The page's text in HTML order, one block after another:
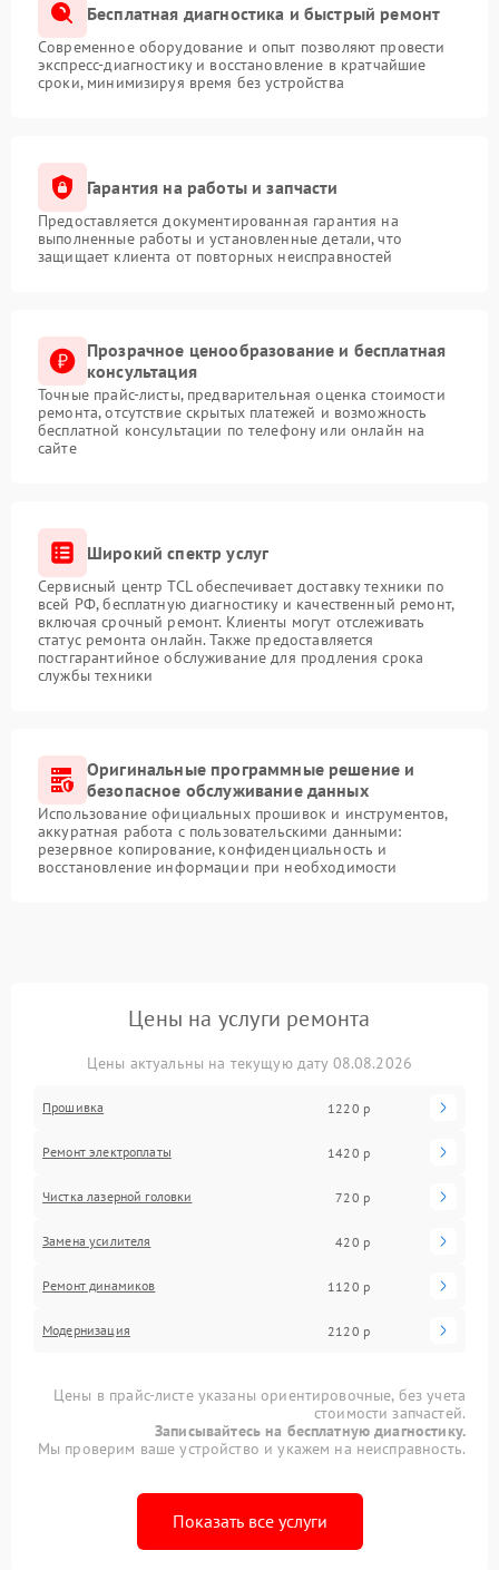
Бесплатная диагностика и быстрый ремонт
Современное оборудование и опыт позволяют провести
экспресс-диагностику и восстановление в кратчайшие
сроки, минимизируя время без устройства
Гарантия на работы и запчасти
Предоставляется документированная гарантия на
выполненные работы и установленные детали, что
защищает клиента от повторных неисправностей
Прозрачное ценообразование и бесплатная
консультация
Точные прайс-листы, предварительная оценка стоимости
ремонта, отсутствие скрытых платежей и возможность
бесплатной консультации по телефону или онлайн на
сайте
Широкий спектр услуг
Сервисный центр TCL обеспечивает доставку техники по
всей РФ, бесплатную диагностику и качественный ремонт,
включая срочный ремонт. Клиенты могут отслеживать
статус ремонта онлайн. Также предоставляется
постгарантийное обслуживание для продления срока
службы техники
Оригинальные программные решение и
безопасное обслуживание данных
Использование официальных прошивок и инструментов,
аккуратная работа с пользовательскими данными:
резервное копирование, конфиденциальность и
восстановление информации при необходимости
Цены на услуги ремонта
Цены актуальны на текущую дату 08.08.2026
Прошивка 1220 р
Ремонт электроплаты 1420 р
Чистка лазерной головки 720 р
Замена усилителя 420 р
Ремонт динамиков 1120 р
Модернизация 2120 р
Цены в прайс-листе указаны ориентировочные, без учета
стоимости запчастей.
Записывайтесь на бесплатную диагностику.
Мы проверим ваше устройство и укажем на неисправность.
Показать все услуги